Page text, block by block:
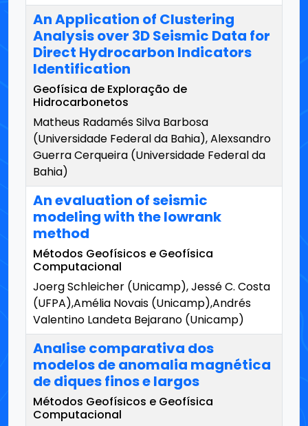
An Application of Clustering
Analysis over 3D Seismic Data for
Direct Hydrocarbon Indicators
Identification
Geofísica de Exploração de
Hidrocarbonetos
Matheus Radamés Silva Barbosa
(Universidade Federal da Bahia), Alexsandro
Guerra Cerqueira (Universidade Federal da
Bahia)
An evaluation of seismic
modeling with the lowrank
method
Métodos Geofísicos e Geofísica
Computacional
Joerg Schleicher (Unicamp), Jessé C. Costa
(UFPA),Amélia Novais (Unicamp),Andrés
Valentino Landeta Bejarano (Unicamp)
Analise comparativa dos
modelos de anomalia magnética
de diques finos e largos
Métodos Geofísicos e Geofísica
Computacional